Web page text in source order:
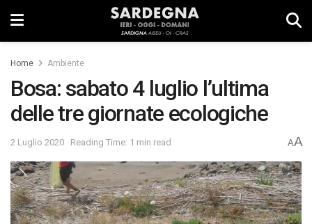
Home Ambiente
Bosa: sabato 4 luglio l’ultima
delle tre giornate ecologiche
2 Luglio 2020 Reading Time: 1 min read AA